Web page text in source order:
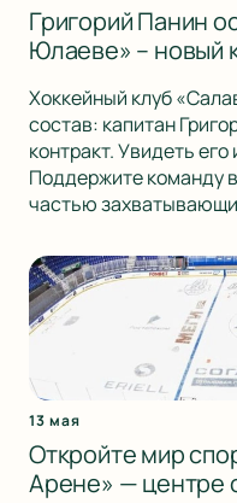
Григорий Панин
Юлаеве» – новый
Хоккейный клуб
состав: капитан
контракт. Увидеть
Поддержите команду
частью
13 мая
Откройте мир
Арене» — центре